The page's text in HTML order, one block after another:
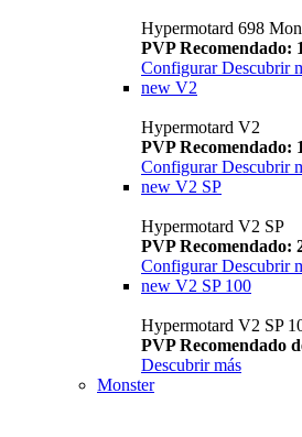
Hypermotard 698
PVP Recomendado:
Configurar Descubrir
new V2
Hypermotard V2
PVP Recomendado:
Configurar Descubrir
new V2 SP
Hypermotard V2 SP
PVP Recomendado:
Configurar Descubrir
new V2 SP 100
Hypermotard V2 SP
PVP Recomendado
Descubrir más
Monster